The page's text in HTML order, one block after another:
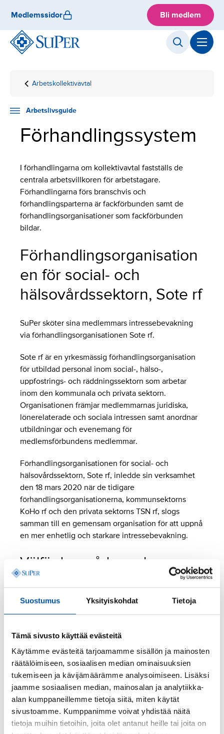
Suostumus Yksityiskohdat Tietoja
Tämä sivusto käyttää evästeitä
Käytämme evästeitä tarjoamamme sisällön ja mainosten
räätälöimiseen, sosiaalisen median ominaisuuksien
tukemiseen ja kävijämäärämme analysoimiseen. Lisäksi
jaamme sosiaalisen median, mainosalan ja analytiikka-
alan kumppaneillemme tietoja siitä, miten käytät
sivustoamme. Kumppanimme voivat yhdistää näitä
tietoja muihin tietoihin, joita olet antanut heille tai joita on
content
Medlemssidor Bli medlem
Hemsida
Arbetslivsguide
Anställningsfrågor
Arbetskollektivavtal
Förhandlingssystem
Arbetslivsguide
Förhandlingssystem
I förhandlingarna om kollektivavtal fastställs de
centrala arbetsvillkoren för arbetstagare.
Förhandlingarna förs branschvis och
förhandlingsparterna är fackförbunden samt de
förhandlingsorganisationer som fackförbunden
bildar.
Förhandlingsorganisation
en för social- och
hälsovårdssektorn, Sote rf
SuPer sköter sina medlemmars intressebevakning
via förhandlingsorganisationen Sote rf.
Sote rf är en yrkesmässig förhandlingsorganisation
för utbildad personal inom social-, hälso-,
uppfostrings- och räddningssektorn som arbetar
inom den kommunala och privata sektorn.
Organisationen främjar medlemmarnas juridiska,
lönerelaterade och sociala intressen samt anordnar
utbildningar och evenemang för
medlemsförbundens medlemmar.
Förhandlingsorganisationen för social- och
hälsovårdssektorn, Sote rf, inledde sin verksamhet
den 18 mars 2020 när de tidigare
förhandlingsorganisationerna, kommunsektorns
KoHo rf och den privata sektorns TSN rf, slogs
samman till en gemensam organisation för att uppnå
en mer enhetlig och starkare intressebevakning.
Välfärdsområden och
kommunsektorn
Inom Sote rf förhandlar SuPer och Tehy på
välfärdsområden och kommunsektorn. Sote rf
Social- och hälsovårdens arbets- och
tjänstekollektivavtal (SH-avtalet)
Det allmänna tjänste- och arbetskollektivavtalet
för välfärdsområdet AKTA
Det kommunala allmänna tjänste- och
arbetskollektivavtalet VÄLKA